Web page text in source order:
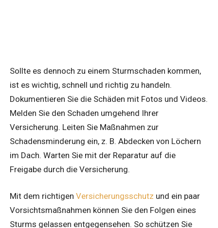
Sollte es dennoch zu einem Sturmschaden kommen,
ist es wichtig, schnell und richtig zu handeln.
Dokumentieren Sie die Schäden mit Fotos und Videos.
Melden Sie den Schaden umgehend Ihrer
Versicherung. Leiten Sie Maßnahmen zur
Schadensminderung ein, z. B. Abdecken von Löchern
im Dach. Warten Sie mit der Reparatur auf die
Freigabe durch die Versicherung.
Mit dem richtigen Versicherungsschutz und ein paar
Vorsichtsmaßnahmen können Sie den Folgen eines
Sturms gelassen entgegensehen. So schützen Sie